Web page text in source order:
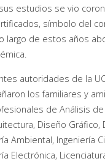
estudios se vio
símbolo del
largo de estos años
autoridades de la
los familiares y
de Análisis
Diseño Gráfico,
Ambiental, Ingeniería
Electrónica,